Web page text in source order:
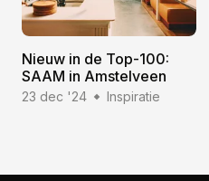
Nieuw in de Top-100:
SAAM in Amstelveen
23 dec '24 Inspiratie